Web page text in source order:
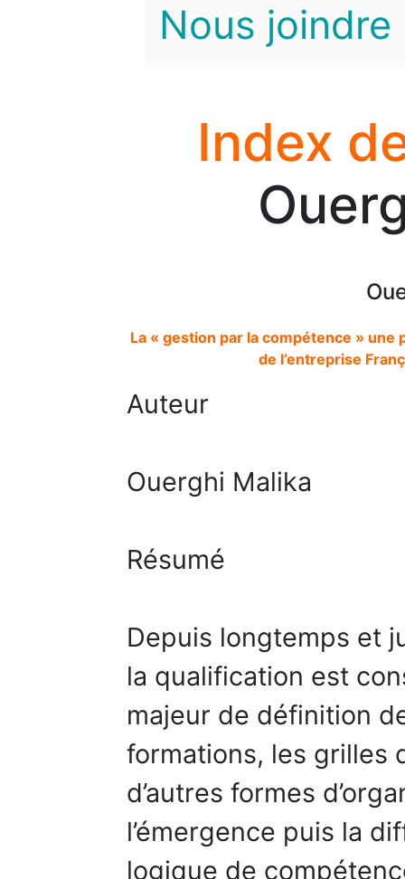
Nous joindre
Index
La « gestion par la compétence » une
de l’entreprise
Auteur
Ouerghi Malika
Résumé
Depuis longtemps et
la qualification est
majeur de définition
formations, les grilles
d’autres formes
l’émergence puis la
logique de